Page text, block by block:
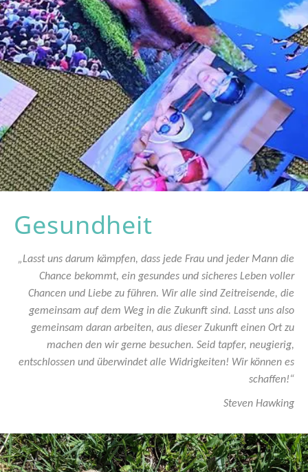
Gesundheit
„Lasst uns darum kämpfen, dass jede Frau und jeder Mann die
Chance bekommt, ein gesundes und sicheres Leben voller
Chancen und Liebe zu führen. Wir alle sind Zeitreisende, die
gemeinsam auf dem Weg in die Zukunft sind. Lasst uns also
gemeinsam daran arbeiten, aus dieser Zukunft einen Ort zu
machen den wir gerne besuchen. Seid tapfer, neugierig,
entschlossen und überwindet alle Widrigkeiten! Wir können es
schaffen!“
Steven Hawking